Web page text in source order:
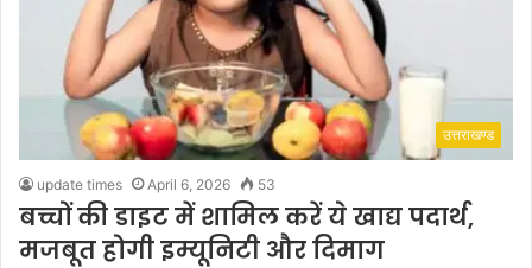
उत्तराखण्ड
update times April 6, 2026 53
बच्चों की डाइट में शामिल करें ये खाद्य पदार्थ,
मजबूत होगी इम्यूनिटी और दिमाग